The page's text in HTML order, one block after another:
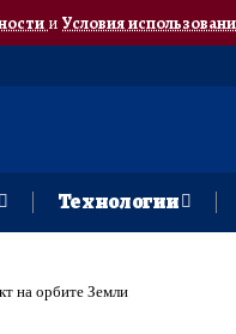
и Условия
Технологии
на орбите Земли